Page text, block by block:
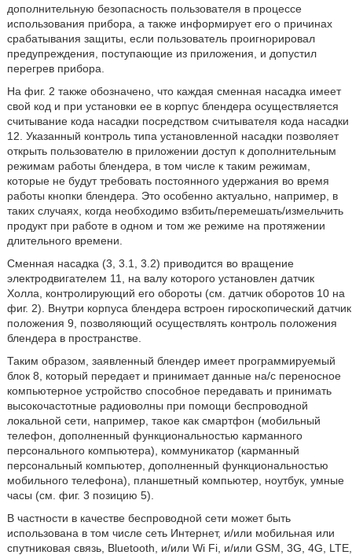
дополнительную безопасность пользователя в процессе
использования прибора, а также информирует его о причинах
срабатывания защиты, если пользователь проигнорировал
предупреждения, поступающие из приложения, и допустил
перегрев прибора.
На фиг. 2 также обозначено, что каждая сменная насадка имеет
свой код и при установки ее в корпус блендера осуществляется
считывание кода насадки посредством считывателя кода насадки
12. Указанный контроль типа установленной насадки позволяет
открыть пользователю в приложении доступ к дополнительным
режимам работы блендера, в том числе к таким режимам,
которые не будут требовать постоянного удержания во время
работы кнопки блендера. Это особенно актуально, например, в
таких случаях, когда необходимо взбить/перемешать/измельчить
продукт при работе в одном и том же режиме на протяжении
длительного времени.
Сменная насадка (3, 3.1, 3.2) приводится во вращение
электродвигателем 11, на валу которого установлен датчик
Холла, контролирующий его обороты (см. датчик оборотов 10 на
фиг. 2). Внутри корпуса блендера встроен гироскопический датчик
положения 9, позволяющий осуществлять контроль положения
блендера в пространстве.
Таким образом, заявленный блендер имеет программируемый
блок 8, который передает и принимает данные на/с переносное
компьютерное устройство способное передавать и принимать
высокочастотные радиоволны при помощи беспроводной
локальной сети, например, такое как смартфон (мобильный
телефон, дополненный функциональностью карманного
персонального компьютера), коммуникатор (карманный
персональный компьютер, дополненный функциональностью
мобильного телефона), планшетный компьютер, ноутбук, умные
часы (см. фиг. 3 позицию 5).
В частности в качестве беспроводной сети может быть
использована в том числе сеть Интернет, и/или мобильная или
спутниковая связь, Bluetooth, и/или Wi Fi, и/или GSM, 3G, 4G, LTE,